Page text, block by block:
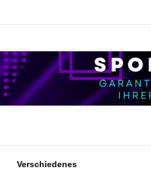
Verschiedenes